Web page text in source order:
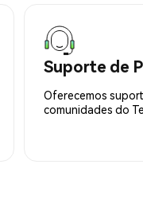
Suporte de
Oferecemos
comunidades do